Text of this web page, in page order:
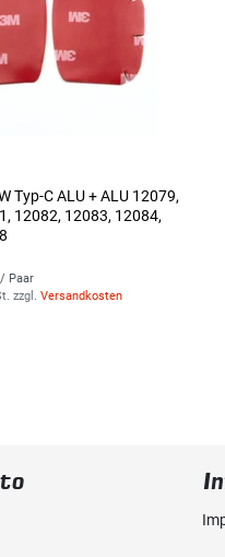
Typ-C ALU + ALU 12079,
12082, 12083, 12084,
/ Paar
zzgl.Versandkosten